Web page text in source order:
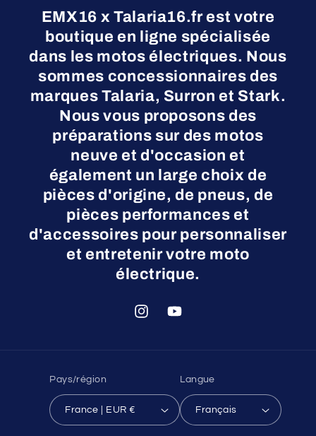
EMX16 x Talaria16.fr est votre
boutique en ligne spécialisée
dans les motos électriques. Nous
sommes concessionnaires des
marques Talaria, Surron et Stark.
Nous vous proposons des
préparations sur des motos
neuve et d'occasion et
également un large choix de
pièces d'origine, de pneus, de
pièces performances et
d'accessoires pour personnaliser
et entretenir votre moto
électrique.
InstagramYouTube
Pays/région
France | EUR €
Langue
Français